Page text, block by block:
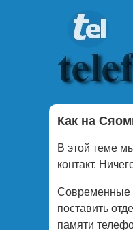
Как на
В этой теме
контакт.
Современные
поставить
памяти